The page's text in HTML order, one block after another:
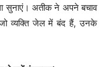
सुनाएं। अतीक ने अपने बचाव
व्यक्ति जेल में बंद हैं, उनके